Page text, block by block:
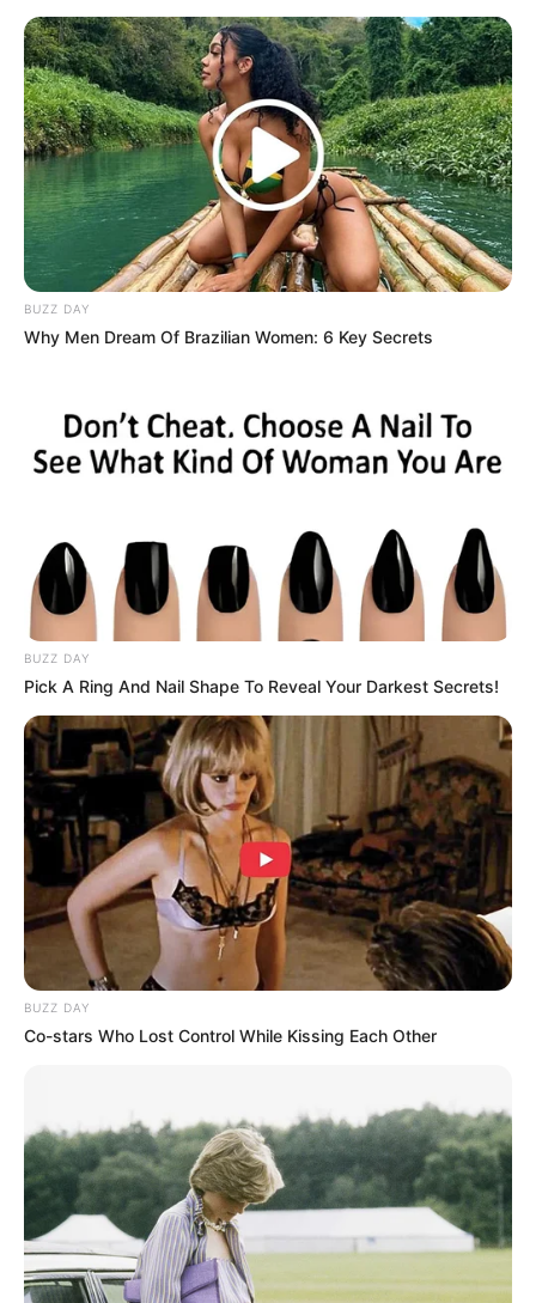
Ikram Rizal
0
fans love
Tanggal Lahir:
28 Juli 1993
Tempat Lahir:
Bandar Lampung,Indonesia
Umur:
33 Tahun
Profesi:
Selebgram TikToker
Edit
Ikram Rizal atau Kribo TikTok adalah seorang TikToker dan
selebgram yang berasal dari Lampung, Indonesia.
Ia populer dengan ciri khasnya yaitu rambut kribo dan sering
BUZZ DAY
Why Men Dream Of Brazilian Women: 6 Key Secrets
BUZZ DAY
Pick A Ring And Nail Shape To Reveal Your Darkest Secrets!
BUZZ DAY
Co-stars Who Lost Control While Kissing Each Other